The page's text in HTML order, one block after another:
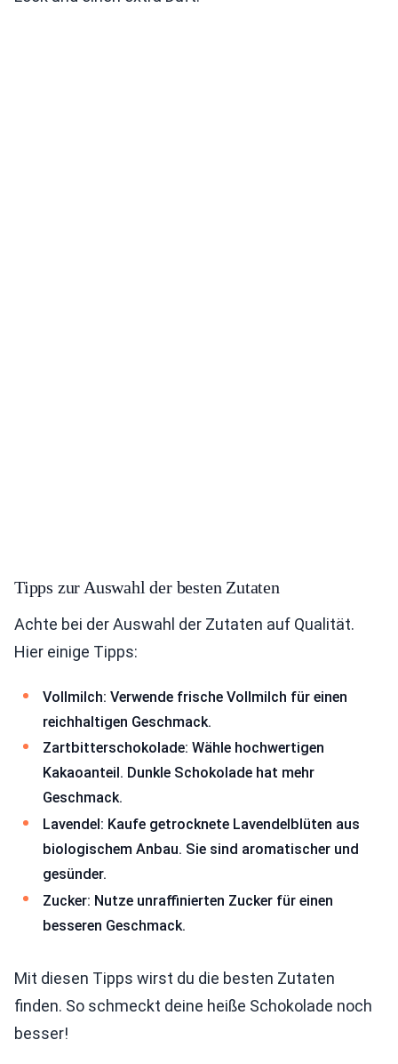
Tipps zur Auswahl der besten Zutaten
Achte bei der Auswahl der Zutaten auf Qualität.
Hier einige Tipps:
Vollmilch: Verwende frische Vollmilch für einen
reichhaltigen Geschmack.
Zartbitterschokolade: Wähle hochwertigen
Kakaoanteil. Dunkle Schokolade hat mehr
Geschmack.
Lavendel: Kaufe getrocknete Lavendelblüten aus
biologischem Anbau. Sie sind aromatischer und
gesünder.
Zucker: Nutze unraffinierten Zucker für einen
besseren Geschmack.
Mit diesen Tipps wirst du die besten Zutaten
finden. So schmeckt deine heiße Schokolade noch
besser!